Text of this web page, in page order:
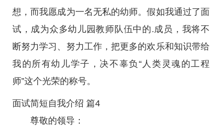
想，而我愿成为一名无私的幼师。假如我通过了面
试，成为众多幼儿园教师队伍中的.成员，我将不
断努力学习、努力工作，把更多的欢乐和知识带给
我的所有幼儿学子，决不辜负“人类灵魂的工程
师”这个光荣的称号。
面试简短自我介绍 篇4
尊敬的领导：